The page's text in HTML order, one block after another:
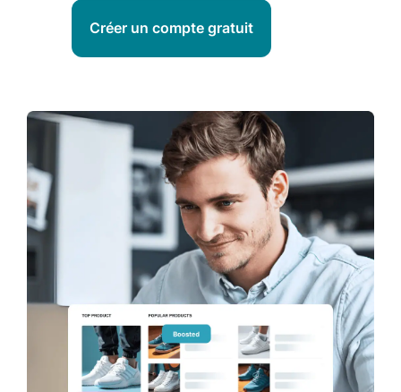
Créer un compte gratuit